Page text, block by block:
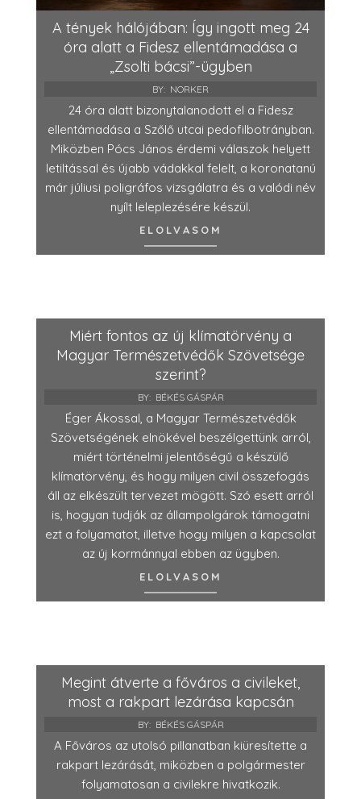
A tények hálójában: Így ingott meg 24
óra alatt a Fidesz ellentámadása a
„Zsolti bácsi”-ügyben
BY: NORKER
24 óra alatt bizonytalanodott el a Fidesz
ellentámadása a Szőlő utcai pedofilbotrányban.
Miközben Pócs János érdemi válaszok helyett
letiltással és újabb vádakkal felelt, a koronatanú
már júliusi poligráfos vizsgálatra és a valódi név
nyílt leleplezésére készül.
ELOLVASOM
Miért fontos az új klímatörvény a
Magyar Természetvédők Szövetsége
szerint?
BY: BÉKÉS GÁSPÁR
Éger Ákossal, a Magyar Természetvédők
Szövetségének elnökével beszélgettünk arról,
miért történelmi jelentőségű a készülő
klímatörvény, és hogy milyen civil összefogás
áll az elkészült tervezet mögött. Szó esett arról
is, hogyan tudják az állampolgárok támogatni
ezt a folyamatot, illetve hogy milyen a kapcsolat
az új kormánnyal ebben az ügyben.
ELOLVASOM
Megint átverte a főváros a civileket,
most a rakpart lezárása kapcsán
BY: BÉKÉS GÁSPÁR
A Főváros az utolsó pillanatban kiüresítette a
rakpart lezárását, miközben a polgármester
folyamatosan a civilekre hivatkozik.